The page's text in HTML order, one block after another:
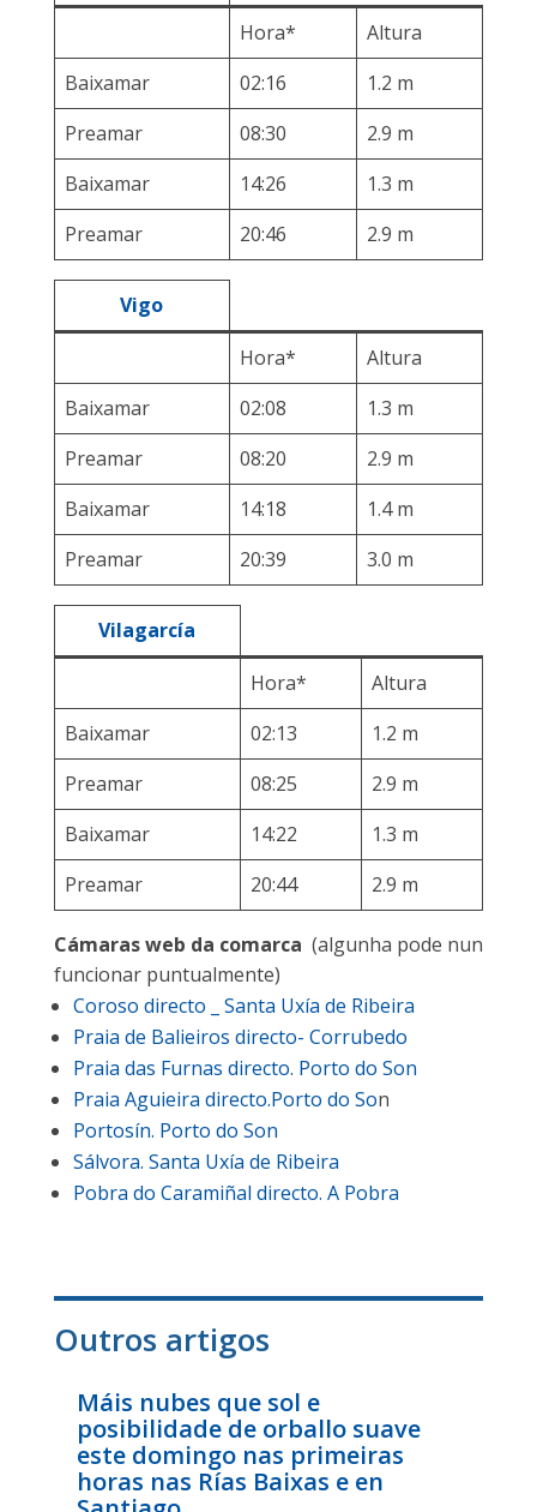
Hora*
Altura
Baixamar
02:16
1.2 m
Preamar
08:30
2.9 m
Baixamar
14:26
1.3 m
Preamar
20:46 2.9 m
Vigo
Hora*
Altura
Baixamar
02:08
1.3 m
Preamar
08:20
2.9 m
Baixamar
14:18
1.4 m
Preamar
20:39 3.0 m
Vilagarcía
Hora*
Altura
Baixamar
02:13
1.2 m
Preamar
08:25
2.9 m
Baixamar
14:22
1.3 m
Preamar
20:44 2.9 m
Cámaras web da comarca (algunha pode nun
funcionar puntualmente)
Coroso directo _ Santa Uxía de Ribeira
Praia de Balieiros directo- Corrubedo
Praia das Furnas directo. Porto do Son
Praia Aguieira directo.Porto do Son
Portosín. Porto do Son
Sálvora. Santa Uxía de Ribeira
Pobra do Caramiñal directo. A Pobra
Outros artigos
Máis nubes que sol e
posibilidade de orballo suave
este domingo nas primeiras
horas nas Rías Baixas e en